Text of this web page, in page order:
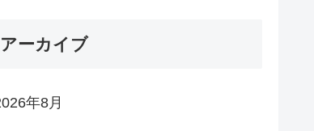
アーカイブ
年8月